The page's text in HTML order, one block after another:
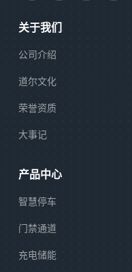
关于我们
公司介绍
道尔文化
荣誉资质
大事记
产品中心
智慧停车
门禁通道
充电储能